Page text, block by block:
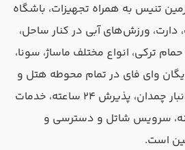
تنیس به همراه تجهیزات، باشگاه
دارت، ورزش‌های آبی در کنار ساحل،
ترکی، انواع مختلف ماساژ، سونا،
وای فای در تمام محوطه هتل و
اتاق‌ها، پارکینگ رایگان، انبار چمدان،‌ پذیرش ۲۴ ساعته، خدمات
سرویس شاتل و دسترسی و
است.